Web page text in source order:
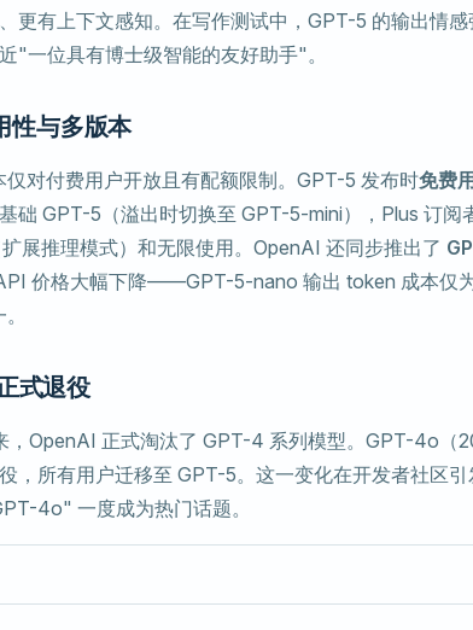
更有上下文感知。在写作测试中，GPT-5 的输出情
"一位具有博士级智能的友好助手"。
性与多版本
对付费用户开放且有配额限制。GPT-5 发布时免费
础 GPT-5（溢出时切换至 GPT-5-mini），Plus 订阅
展推理模式）和无限使用。OpenAI 还同步推出了
价格大幅下降——GPT-5-nano 输出 token 成本仅
式退役
，OpenAI 正式淘汰了 GPT-4 系列模型。GPT-4o（
，所有用户迁移至 GPT-5。这一变化在开发者社区
4o" 一度成为热门话题。